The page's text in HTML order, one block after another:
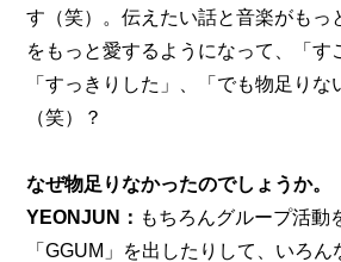
す（笑）。伝えたい話と音楽がもっ
をもっと愛するようになって、「す
「すっきりした」、「でも物足りな
（笑）？
なぜ物足りなかったのでしょうか。
YEONJUN： もちろんグループ活動
「GGUM」を出したりして、いろ